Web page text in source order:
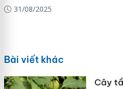
31/08/2025
Bài viết khác
Cây